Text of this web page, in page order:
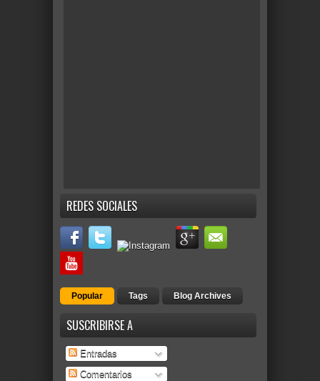
REDES SOCIALES
Popular Tags Blog Archives
SUSCRIBIRSE A
Entradas
Comentarios